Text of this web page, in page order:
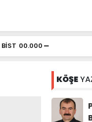
BİST 00.000
KÖŞE